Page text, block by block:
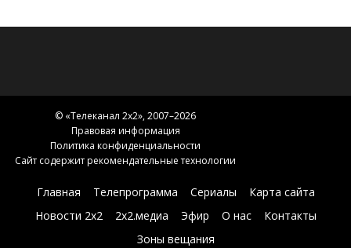
© «Телеканал 2x2», 2007–2026
Правовая информация
Политика конфиденциальности
Сайт содержит рекомендательные технологии
Главная Телепрограмма Сериалы
Карта сайта
Новости 2х2
2х2.медиа Эфир О нас
Контакты
Зоны вещания